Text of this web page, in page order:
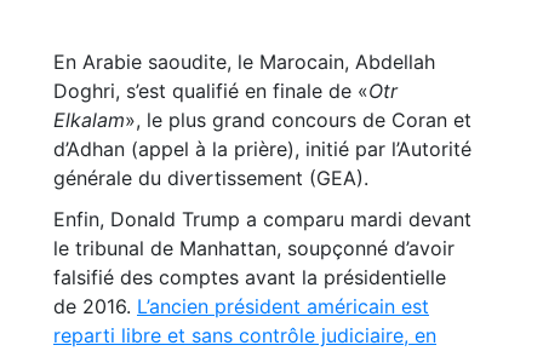
En Arabie saoudite, le Marocain, Abdellah
Doghri, s’est qualifié en finale de «Otr
Elkalam», le plus grand concours de Coran et
d’Adhan (appel à la prière), initié par l’Autorité
générale du divertissement (GEA).
Enfin, Donald Trump a comparu mardi devant
le tribunal de Manhattan, soupçonné d’avoir
falsifié des comptes avant la présidentielle
de 2016. L’ancien président américain est
reparti libre et sans contrôle judiciaire, en